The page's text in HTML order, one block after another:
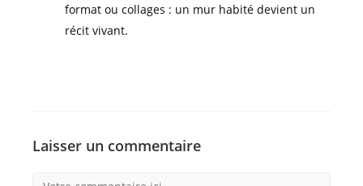
format ou collages : un mur habité devient un
récit vivant.
Laisser un commentaire